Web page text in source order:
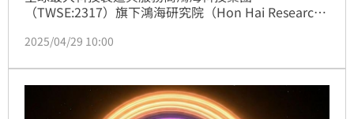
（TWSE:2317）旗下鴻海研究院（Hon Hai Research
計算研究所的前瞻性研究成果，近日獲國際頂尖期刊
子電路優越性的證明上取得關鍵突破，成功證實淺層量
子電路在計算能力上可超越既有的經典電路理解範疇。
2025/04/29 10:00